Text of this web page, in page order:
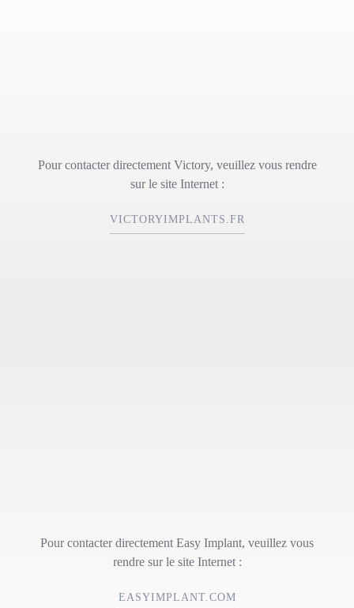
Pour contacter directement Victory, veuillez vous rendre
sur le site Internet :
VICTORYIMPLANTS.FR
Pour contacter directement Easy Implant, veuillez vous
rendre sur le site Internet :
EASYIMPLANT.COM